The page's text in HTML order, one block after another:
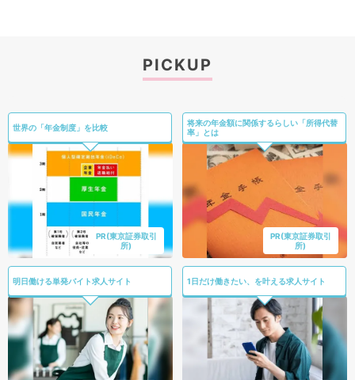
PICKUP
世界の「年金制度」を比較
PR(東京証券取引
所)
将来の年金額に関係するらしい「所得代替
率」とは
PR(東京証券取引
所)
明日働ける単発バイト求人サイト 1日だけ働きたい、を叶える求人サイト